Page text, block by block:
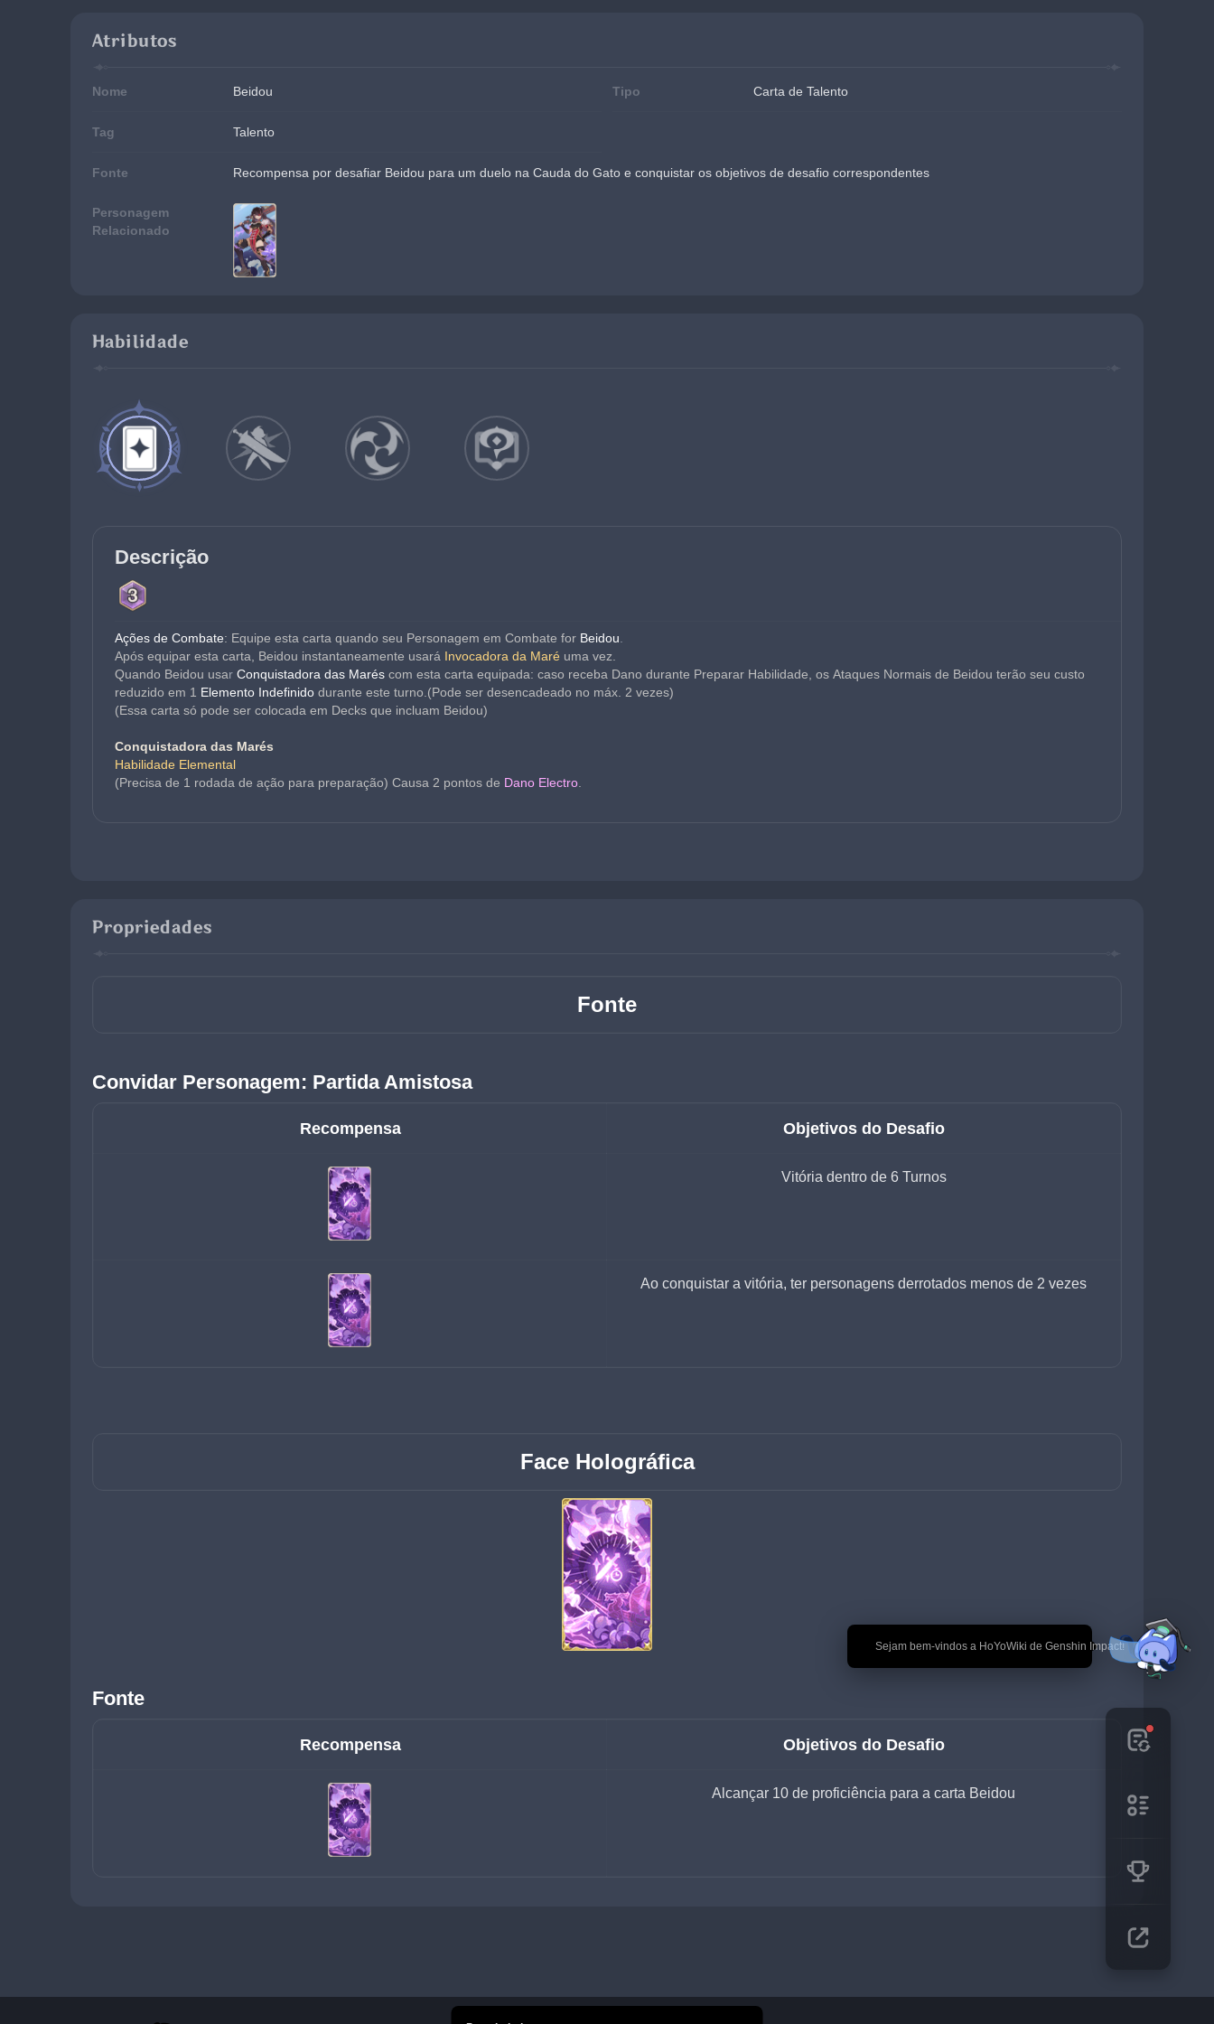
🎉 Sejam bem-vindos a HoYoWiki de Genshin Impact!
Atributos
Nome Beidou Tipo Carta de Talento
Tag Talento
Fonte Recompensa por desafiar Beidou para um duelo na Cauda do Gato e conquistar os objetivos de desafio correspondentes
Personagem
Relacionado
Habilidade
Descrição
Ações de Combate: Equipe esta carta quando seu Personagem em Combate for Beidou
Após equipar esta carta, Beidou instantaneamente usará Invocadora da Maré uma vez.
Quando Beidou usar Conquistadora das Marés com esta carta equipada: caso receba Dano durante Preparar Habilidade, os Ataques Normais de Beidou terão seu custo
reduzido em 1 Elemento Indefinido durante este turno.(Pode ser desencadeado no máx. 2 vezes)
(Essa carta só pode ser colocada em Decks que incluam Beidou)
Conquistadora das Marés
Habilidade Elemental
(Precisa de 1 rodada de ação para preparação) Causa 2 pontos de Dano Electro
Propriedades
Fonte
Convidar Personagem: Partida Amistosa
Recompensa Objetivos do Desafio
Vitória dentro de 6 Turnos
Ao conquistar a vitória, ter personagens derrotados menos de 2 vezes
Face Holográfica
Fonte
Recompensa Objetivos do Desafio
Alcançar 10 de proficiência para a carta Beidou